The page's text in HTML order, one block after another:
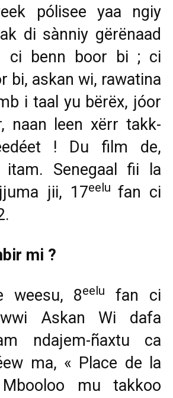
pólisee yaa ngiy
di sànniy gërënaad
ci benn boor bi ; ci
bi, askan wi, rawatina
i taal yu bërëx, jóor
naan leen xërr takk-
! Du film de,
itam. Senegaal fii la
jii, 17eelu fan ci
mi ?
weesu, 8eelu
fan ci
Askan Wi dafa
ndajem-ñaxtu ca
ma, « Place de la
mu takkoo